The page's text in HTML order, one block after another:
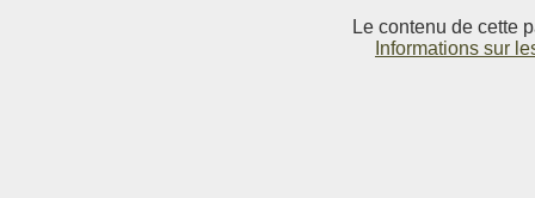
Le contenu de cette
Informations sur